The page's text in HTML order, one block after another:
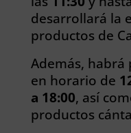
desarrollará la
productos de
Además,
en horario de
a 18:00, así
productos